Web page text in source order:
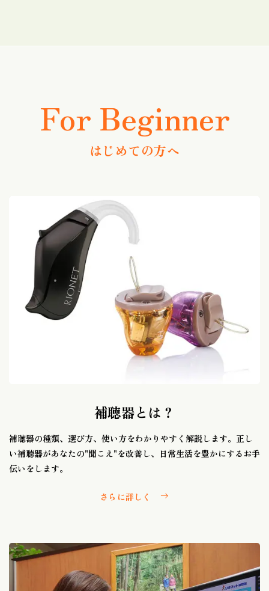
For Beginner
はじめての方へ
補聴器とは？
補聴器の種類、選び方、使い方をわかりやすく解説します。正し
い補聴器があなたの"聞こえ"を改善し、日常生活を豊かにするお手
伝いをします。
さらに詳しく